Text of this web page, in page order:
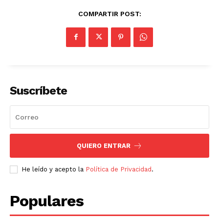
COMPARTIR POST:
Suscríbete
QUIERO ENTRAR
He leído y acepto la Política de Privacidad.
Populares